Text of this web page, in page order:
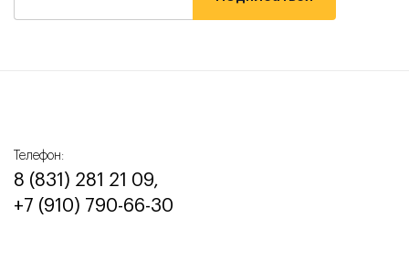
Телефон:
8 (831) 281 21 09,
+7 (910) 790-66-30‬